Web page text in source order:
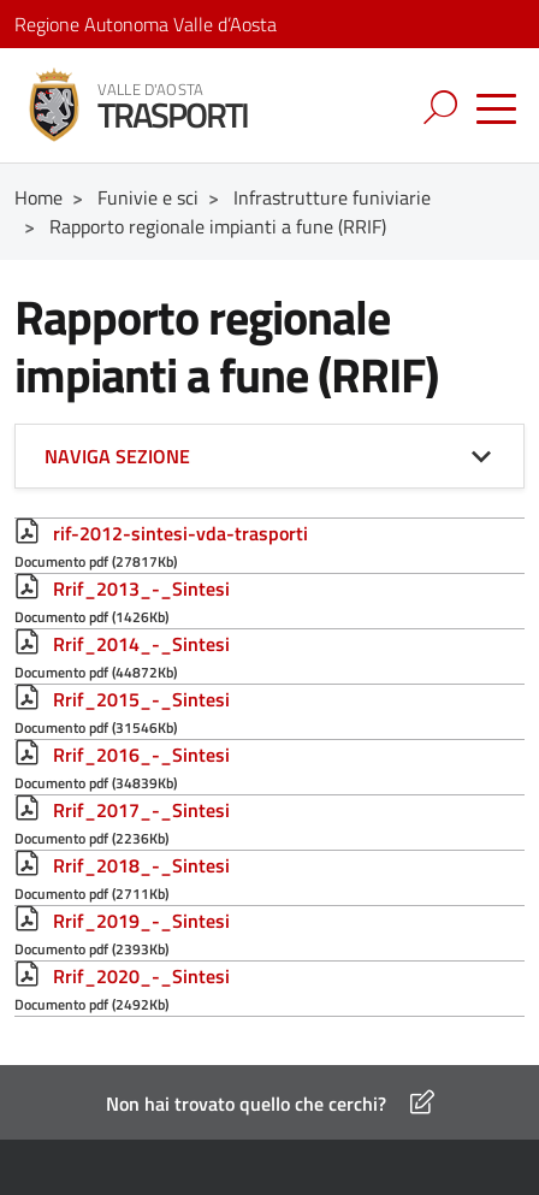
Regione Autonoma Valle d’Aosta
VALLE D'AOSTA
TRASPORTI
Home > Funivie e sci > Infrastrutture funiviarie
> Rapporto regionale impianti a fune (RRIF)
Rapporto regionale
impianti a fune (RRIF)
rif-2012-sintesi-vda-trasporti
Documento pdf (27817Kb)
Rrif_2013_-_Sintesi
Documento pdf (1426Kb)
Rrif_2014_-_Sintesi
Documento pdf (44872Kb)
Rrif_2015_-_Sintesi
Documento pdf (31546Kb)
Rrif_2016_-_Sintesi
Documento pdf (34839Kb)
Rrif_2017_-_Sintesi
Documento pdf (2236Kb)
Rrif_2018_-_Sintesi
Documento pdf (2711Kb)
Rrif_2019_-_Sintesi
Documento pdf (2393Kb)
Rrif_2020_-_Sintesi
Documento pdf (2492Kb)
NAVIGA SEZIONE
Non hai trovato quello che cerchi?